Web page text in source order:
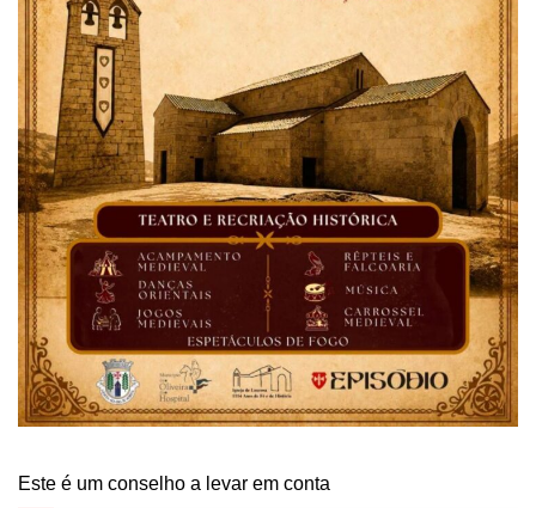
Este é um conselho a levar em conta